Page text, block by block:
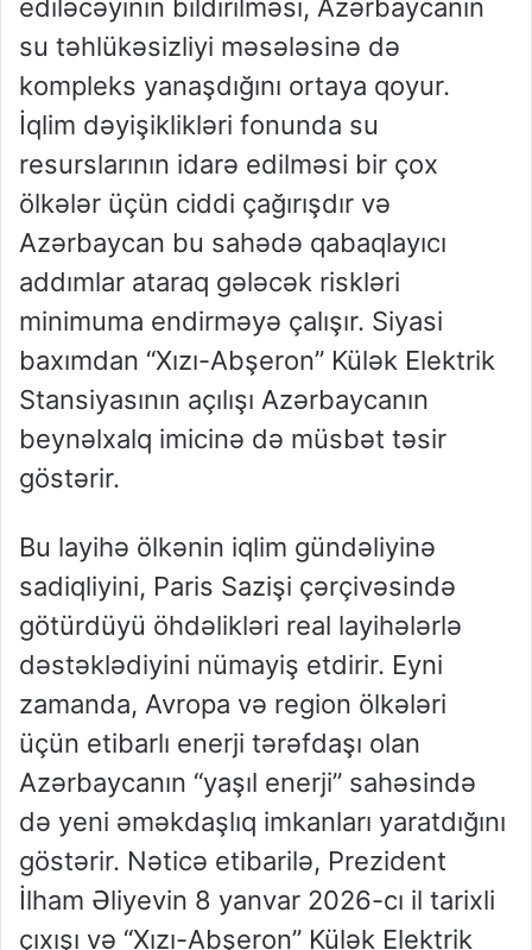
ediləcəyinin bildirilməsi, Azərbaycanın
su təhlükəsizliyi məsələsinə də
kompleks yanaşdığını ortaya qoyur.
İqlim dəyişiklikləri fonunda su
resurslarının idarə edilməsi bir çox
ölkələr üçün ciddi çağırışdır və
Azərbaycan bu sahədə qabaqlayıcı
addımlar ataraq gələcək riskləri
minimuma endirməyə çalışır. Siyasi
baxımdan “Xızı-Abşeron” Külək Elektrik
Stansiyasının açılışı Azərbaycanın
beynəlxalq imicinə də müsbət təsir
göstərir.
Bu layihə ölkənin iqlim gündəliyinə
sadiqliyini, Paris Sazişi çərçivəsində
götürdüyü öhdəlikləri real layihələrlə
dəstəklədiyini nümayiş etdirir. Eyni
zamanda, Avropa və region ölkələri
üçün etibarlı enerji tərəfdaşı olan
Azərbaycanın “yaşıl enerji” sahəsində
də yeni əməkdaşlıq imkanları yaratdığını
göstərir. Nəticə etibarilə, Prezident
İlham Əliyevin 8 yanvar 2026-cı il tarixli
çıxışı və “Xızı-Abşeron” Külək Elektrik